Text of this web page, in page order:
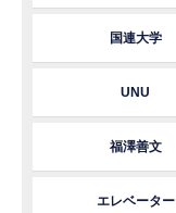
国連大学
UNU
福澤善文
エレベーター